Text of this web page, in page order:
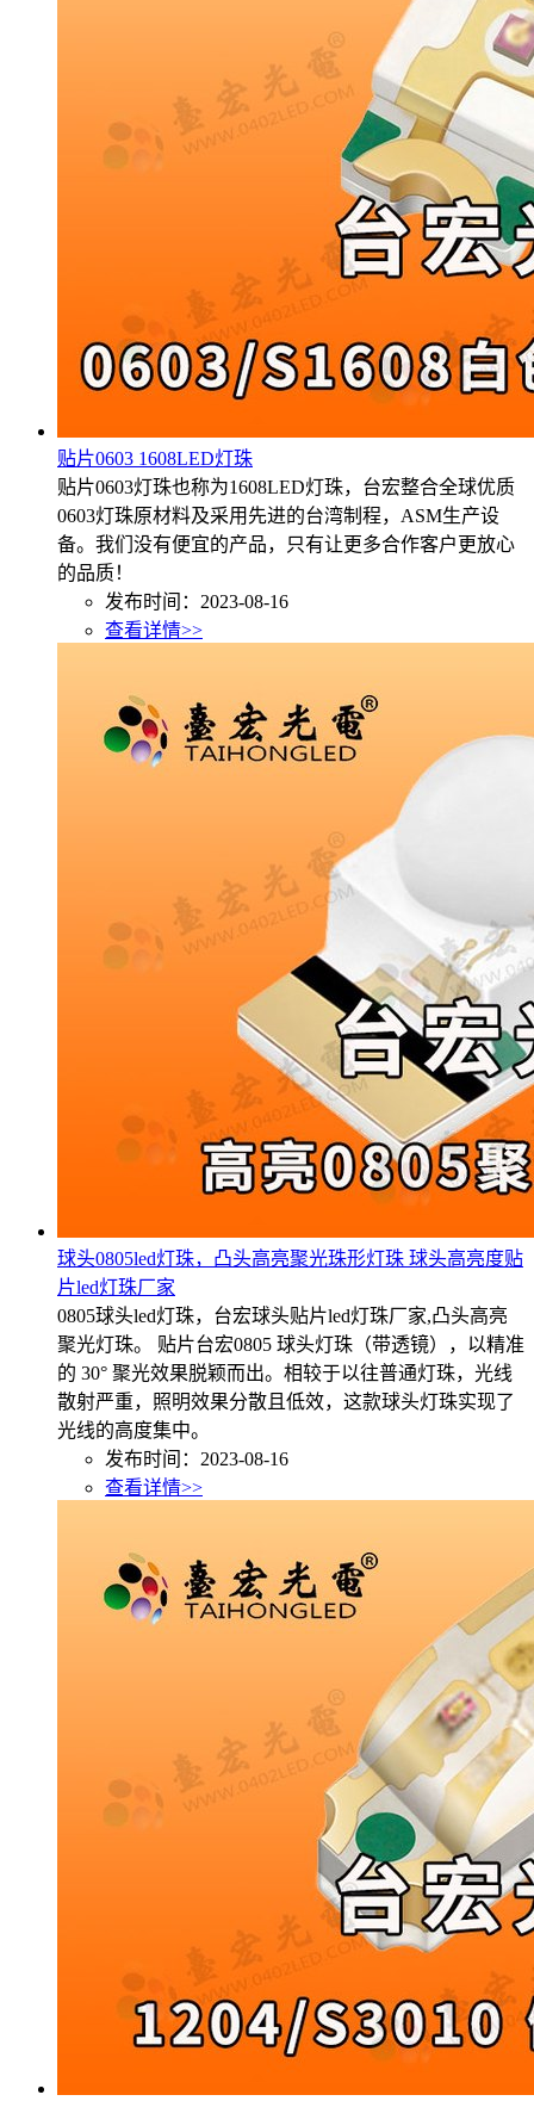
贴片0603 1608LED灯珠
贴片0603灯珠也称为1608LED灯珠，台宏整合全球优质
0603灯珠原材料及采用先进的台湾制程，ASM生产设
备。我们没有便宜的产品，只有让更多合作客户更放心
的品质！
发布时间：2023-08-16
查看详情>>
球头0805led灯珠，凸头高亮聚光珠形灯珠 球头高亮度贴
片led灯珠厂家
0805球头led灯珠，台宏球头贴片led灯珠厂家,凸头高亮
聚光灯珠。 贴片台宏0805 球头灯珠（带透镜），以精准
的 30° 聚光效果脱颖而出。相较于以往普通灯珠，光线
散射严重，照明效果分散且低效，这款球头灯珠实现了
光线的高度集中。
发布时间：2023-08-16
查看详情>>